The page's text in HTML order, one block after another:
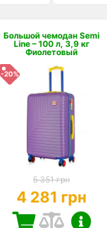
Большой чемодан Semi
Line – 100 л, 3,9 кг
Фиолетовый
-20%
5 351 грн
4 281 грн